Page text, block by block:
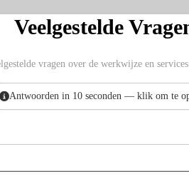
Veelgestelde
vragen over de werkwijze en
Antwoorden in 10 seconden — klik om te